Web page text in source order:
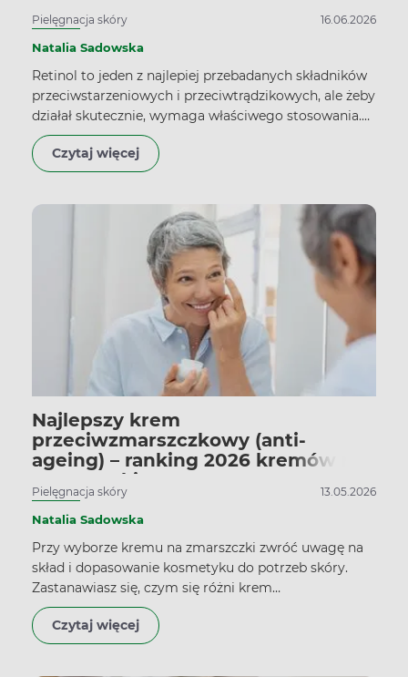
Pielęgnacja skóry 16.06.2026
Natalia Sadowska
Retinol to jeden z najlepiej przebadanych składników
przeciwstarzeniowych i przeciwtrądzikowych, ale żeby
działał skutecznie, wymaga właściwego stosowania.
Sprawdź ranking najlepszych serum z retinolem na
2026 rok i dowiedz się, jakie stężenie wybrać na
początek, jak bezpiecznie wprowadzić je do
Czytaj więcej
Najlepszy krem
przeciwzmarszczkowy (anti-
ageing) – ranking 2026 kremów na
zmarszczki
Pielęgnacja skóry 13.05.2026
Natalia Sadowska
Przy wyborze kremu na zmarszczki zwróć uwagę na
skład i dopasowanie kosmetyku do potrzeb skóry.
Zastanawiasz się, czym się różni krem
przeciwzmarszczkowy na dzień i na noc? Pierwszy ma
chronić przed słońcem i nawilżać, drugi – intensywnie
regenerować często dzięki mocniej działającym
Czytaj więcej